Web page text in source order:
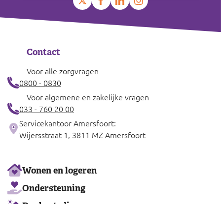
Contact
Voor alle zorgvragen
0800 - 0830
Voor algemene en zakelijke vragen
033 - 760 20 00
Servicekantoor Amersfoort:
Wijersstraat 1, 3811 MZ Amersfoort
Ons
aanbod
Wonen en logeren
Ondersteuning